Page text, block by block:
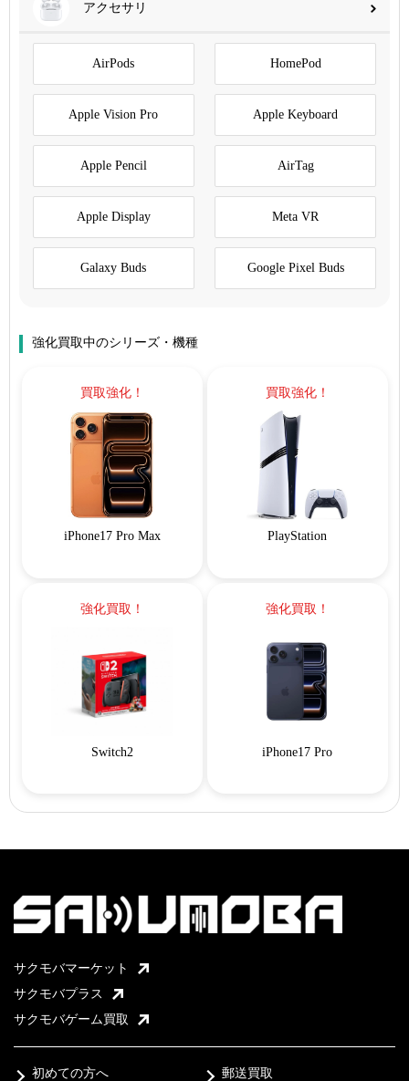
アクセサリ
AirPods HomePod
Apple Vision Pro Apple Keyboard
Apple Pencil AirTag
Apple Display Meta VR
Galaxy Buds Google Pixel Buds
強化買取中のシリーズ・機種
買取強化！
iPhone17 Pro Max
買取強化！
PlayStation
強化買取！
Switch2
強化買取！
iPhone17 Pro
サクモバマーケット
サクモバプラス
サクモバゲーム買取
初めての方へ 郵送買取